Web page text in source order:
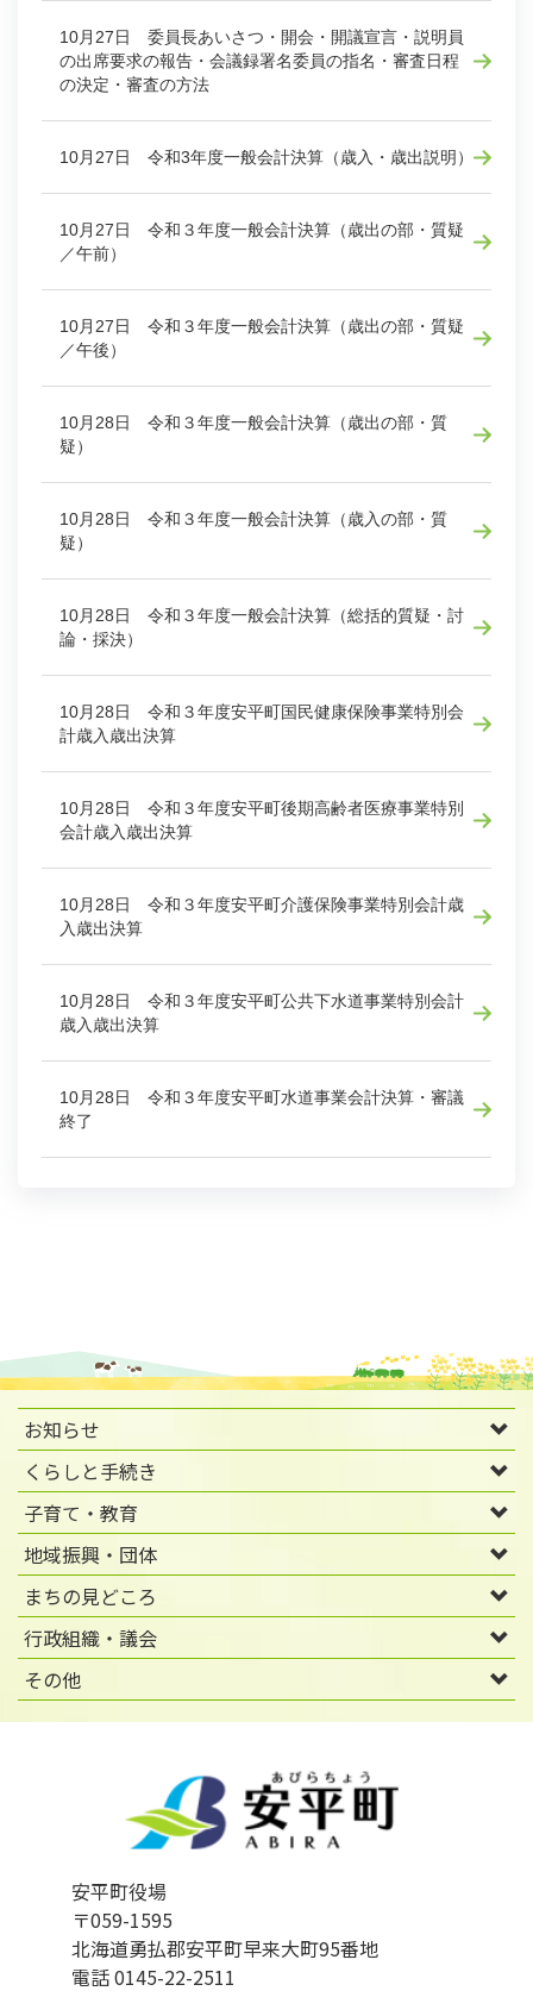
10月27日 委員長あいさつ・開会・開議宣言・説明員
の出席要求の報告・会議録署名委員の指名・審査日程
の決定・審査の方法
10月27日 令和3年度一般会計決算（歳入・歳出説明）
10月27日 令和３年度一般会計決算（歳出の部・質疑
／午前）
10月27日 令和３年度一般会計決算（歳出の部・質疑
／午後）
10月28日 令和３年度一般会計決算（歳出の部・質
疑）
10月28日 令和３年度一般会計決算（歳入の部・質
疑）
10月28日 令和３年度一般会計決算（総括的質疑・討
論・採決）
10月28日 令和３年度安平町国民健康保険事業特別会
計歳入歳出決算
10月28日 令和３年度安平町後期高齢者医療事業特別
会計歳入歳出決算
10月28日 令和３年度安平町介護保険事業特別会計歳
入歳出決算
10月28日 令和３年度安平町公共下水道事業特別会計
歳入歳出決算
10月28日 令和３年度安平町水道事業会計決算・審議
終了
お知らせ
くらしと手続き
子育て・教育
地域振興・団体
まちの見どころ
行政組織・議会
その他
安平町役場
〒059-1595
北海道勇払郡安平町早来大町95番地
電話 0145-22-2511